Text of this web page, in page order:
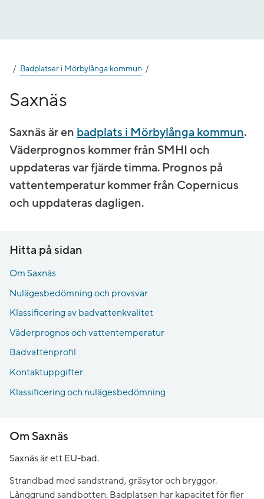
Badplatser i Mörbylånga kommun
Saxnäs
Saxnäs är en badplats i Mörbylånga kommun.
Väderprognos kommer från SMHI och
uppdateras var fjärde timma. Prognos på
vatten­temperatur kommer från Copernicus
och uppdateras dagligen.
Hitta på sidan
Om Saxnäs
Nulägesbedömning och provsvar
Klassificering av badvattenkvalitet
Väderprognos och vattentemperatur
Badvattenprofil
Kontaktuppgifter
Klassificering och nulägesbedömning
Om Saxnäs
Saxnäs är ett EU-bad.
Strandbad med sandstrand, gräsytor och bryggor.
Långgrund sandbotten. Badplatsen har kapacitet för fler